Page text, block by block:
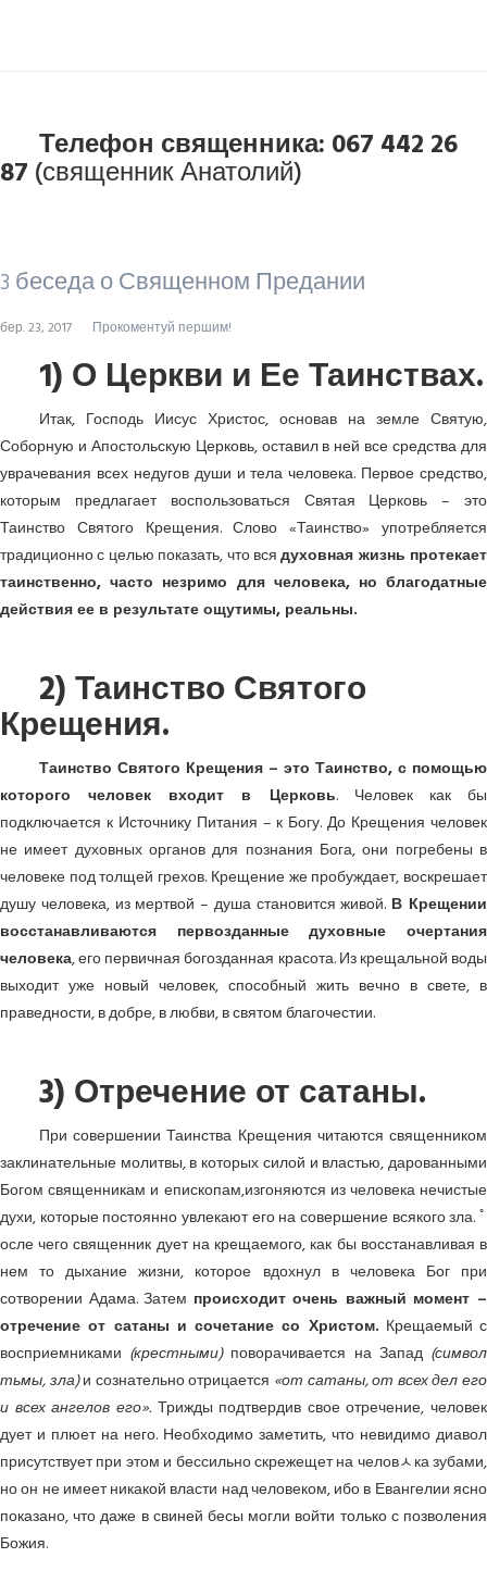
Телефон священника: 067 442 26
87 (священник Анатолий)
3 беседа о Священном Предании
бер. 23, 2017 Прокоментуй першим!
1) О Церкви и Ее Таинствах.
Итак, Господь Иисус Христос, основав на земле Святую,
Соборную и Апостольскую Церковь, оставил в ней все средства для
уврачевания всех недугов души и тела человека. Первое средство,
которым предлагает воспользоваться Святая Церковь – это
Таинство Святого Крещения. Слово «Таинство» употребляется
традиционно с целью показать, что всядуховная жизнь протекает
таинственно, часто незримо для человека, но благодатные
действия ее в результате ощутимы, реальны.
2) Таинство Святого
Крещения.
Таинство Святого Крещения – это Таинство, с помощью
которого человек входит в Церковь. Человек как бы
подключается к Источнику Питания – к Богу. До Крещения человек
не имеет духовных органов для познания Бога, они погребены в
человеке под толщей грехов. Крещение же пробуждает, воскрешает
душу человека, из мертвой – душа становится живой. В Крещении
восстанавливаются первозданные духовные очертания
человека, его первичная богозданная красота. Из крещальной воды
выходит уже новый человек, способный жить вечно в свете, в
праведности, в добре, в любви, в святом благочестии.
3) Отречение от сатаны.
При совершении Таинства Крещения читаются священником
заклинательные молитвы, в которых силой и властью, дарованными
Богом священникам и епископам,изгоняются из человека нечистые
духи, которые постоянно увлекают его на совершение всякого зла. ﾟ
осле чего священник дует на крещаемого, как бы восстанавливая в
нем то дыхание жизни, которое вдохнул в человека Бог при
сотворении Адама. Затем происходит очень важный момент –
отречение от сатаны и сочетание со Христом. Крещаемый с
восприемниками (крестными)поворачивается на Запад (символ
тьмы, зла)и сознательно отрицается «от сатаны, от всех дел его
и всех ангелов его».Трижды подтвердив свое отречение, человек
дует и плюет на него. Необходимо заметить, что невидимо диавол
присутствует при этом и бессильно скрежещет на человﾵка зубами,
но он не имеет никакой власти над человеком, ибо в Евангелии ясно
показано, что даже в свиней бесы могли войти только с позволения
Божия.